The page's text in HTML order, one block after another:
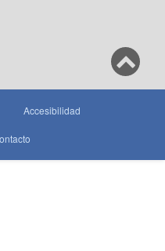
Accesibilidad